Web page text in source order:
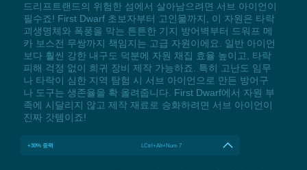
드리프트랜드의 위험한 섬에서 살아남으려면 서브 아이언이
필수죠! First Dwarf 초보자부터 고인물까지, 이 자원은 타락
괴생명체와 폭풍을 막는 튼튼한 기지 방어벽부터 드워프 메
카 보스전 무쌍까지 책임지는 고급 자원이에요. 일반 아이언
보다 훨씬 강한 내구도 덕분에 자원 채집 효율 높이고, 타락
피해 걱정 없이 희귀 장비 제작 가능하죠. 특히 고난도 임무
나 타락이 심한 지역 탐험 시 서브 아이언으로 만든 방어구
나 도구는 생존율을 확 올려줍니다. First Dwarf에서 자원 부
족에 시달리지 않고 제작 재료로 승화하려면 서브 아이언이
진짜 갓템이죠!
+30% 중력 LCtrl+Alt+Num 7